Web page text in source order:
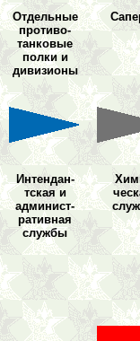
Отдельные
противо-
танковые
полки и
дивизионы
Интендан-
тская и
админист-
ративная
службы